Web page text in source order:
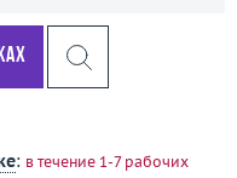
: в течение 1-7 рабочих